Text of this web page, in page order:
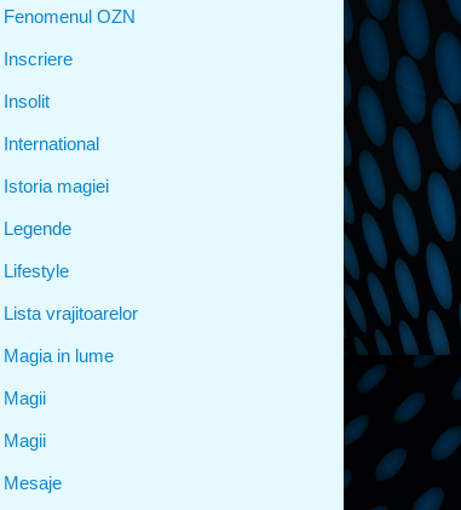
Fenomenul OZN
Inscriere
Insolit
International
Istoria magiei
Legende
Lifestyle
Lista vrajitoarelor
Magia in lume
Magii
Magii
Mesaje